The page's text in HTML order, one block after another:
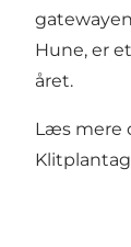
Hune, er
året.
Læs mere